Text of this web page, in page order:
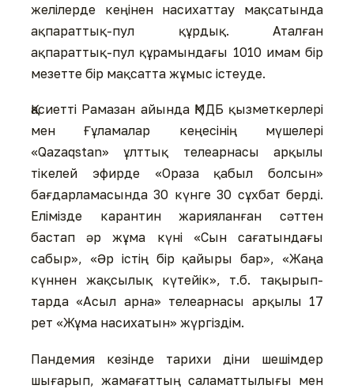
желілерде кеңінен насихаттау мақсатында
ақпараттық-пул құр­дық. Аталған
ақпараттық-пул құ­рамындағы 1010 имам бір
мезетте бір мақсатта жұмыс істеуде.
Қ
асиетті Рамазан айында ҚМДБ қызметкерлері
мен Ғұламалар кеңесінің мүшелері
«Qazaqstan» ұлттық телеарнасы арқылы
тікелей эфирде «Ораза қабыл болсын»
бағдарламасында 30 күнге 30 сұхбат берді.
Елімізде карантин жарияланған сәттен
бастап әр жұма күні «Сын саға­тын­дағы
сабыр», «Әр істің бір қайыры бар», «Жаңа
күннен жақсылық күтейік», т.б. тақы­рып­
тарда «Асыл арна» телеарнасы арқылы 17
рет «Жұма насихатын» жүргіздім.
Пандемия кезінде тарихи діни шешімдер
шығарып, жама­ғаттың саламаттылығы мен